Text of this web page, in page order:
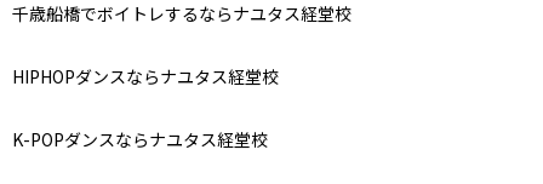
千歳船橋でボイトレするならナユタス経堂校
HIPHOPダンスならナユタス経堂校
K-POPダンスならナユタス経堂校